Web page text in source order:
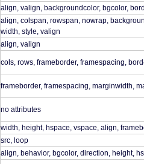
align, valign, backgroundcolor, bgcolor,
align, colspan, rowspan, nowrap,
width, style, valign
align, valign
cols, rows, frameborder, framespacing,
frameborder, framespacing, marginwidth,
no attributes
width, height, hspace, vspace, align,
src, loop
align, behavior, bgcolor, direction, height,